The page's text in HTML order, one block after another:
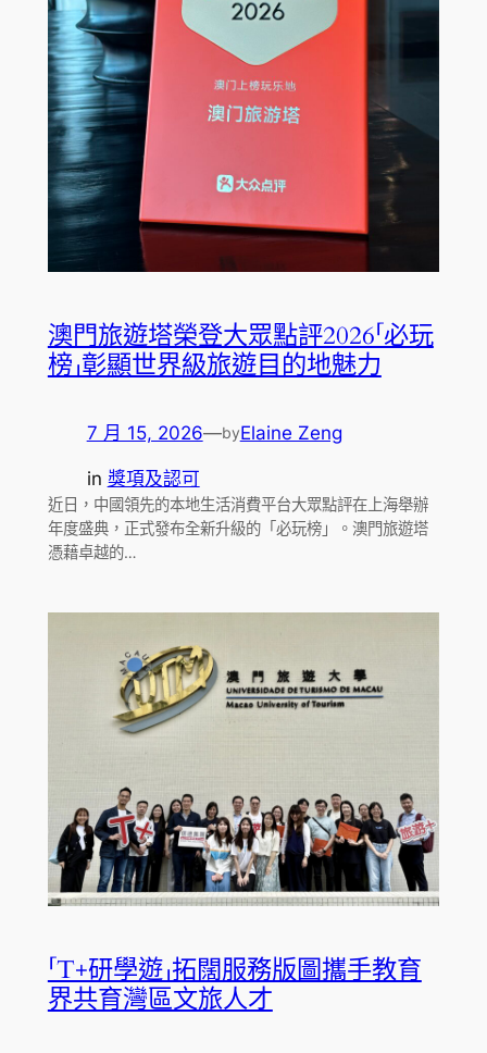
澳門旅遊塔榮登大眾點評2026「必玩
榜」彰顯世界級旅遊目的地魅力
7 月 15, 2026—byElaine Zeng
in 獎項及認可
近日，中國領先的本地生活消費平台大眾點評在上海舉辦
年度盛典，正式發布全新升級的「必玩榜」。澳門旅遊塔
憑藉卓越的…
「T+研學遊」拓闊服務版圖攜手教育
界共育灣區文旅人才